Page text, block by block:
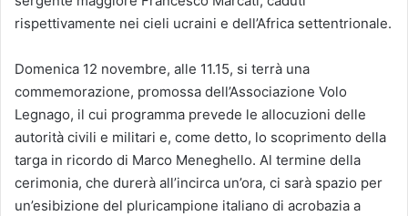
rispettivamente nei cieli ucraini e dell’Africa settentrionale.
Domenica 12 novembre, alle 11.15, si terrà una
commemorazione, promossa dell’Associazione Volo
Legnago, il cui programma prevede le allocuzioni delle
autorità civili e militari e, come detto, lo scoprimento della
targa in ricordo di Marco Meneghello. Al termine della
cerimonia, che durerà all’incirca un’ora, ci sarà spazio per
un’esibizione del pluricampione italiano di acrobazia a